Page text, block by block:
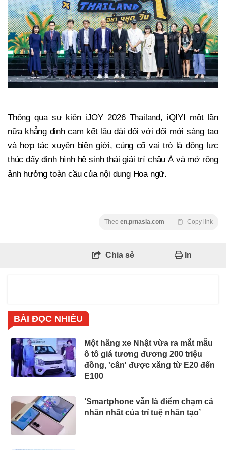
Thông qua sự kiện iJOY 2026 Thailand, iQIYI một lần
nữa khẳng định cam kết lâu dài đối với đổi mới sáng tạo
và hợp tác xuyên biên giới, củng cố vai trò là động lực
thúc đẩy định hình hệ sinh thái giải trí châu Á và mở rộng
ảnh hưởng toàn cầu của nội dung Hoa ngữ.
Theo en.prnasia.com Copy link
Chia sẻ In
BÀI ĐỌC NHIỀU
Một hãng xe Nhật vừa ra mắt mẫu
ô tô giá tương đương 200 triệu
đồng, 'cân' được xăng từ E20 đến
E100
‘Smartphone vẫn là điểm chạm cá
nhân nhất của trí tuệ nhân tạo’